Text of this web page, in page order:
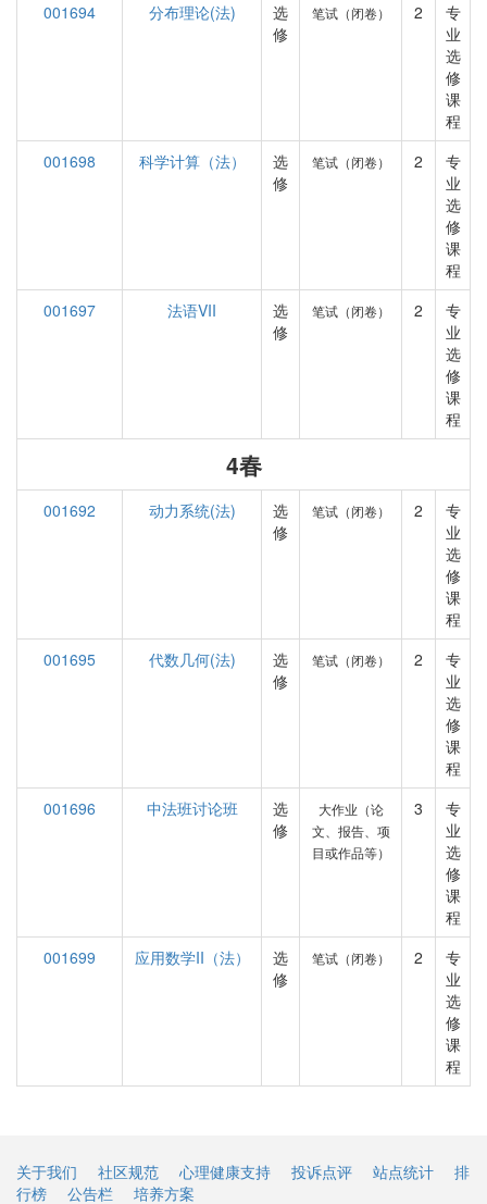
001694
分布理论(法)
选
修
笔试（闭卷） 2
专
业
选
修
课
程
001698
科学计算（法）
选
修
笔试（闭卷） 2
专
业
选
修
课
程
001697
法语‌VII
选
修
笔试（闭卷） 2
专
业
选
修
课
程
4春
001692 动力系统(法)
选
修
笔试（闭卷） 2
专
业
选
修
课
程
001695
代数几何(法)
选
修
笔试（闭卷） 2
专
业
选
修
课
程
001696
中法班讨论班
选
修
大作业（论
文、报告、项
目或作品等）
3
专
业
选
修
课
程
001699
应用数学II（法）
选
修
笔试（闭卷） 2
专
业
选
修
课
程
关于我们 社区规范 心理健康支持 投诉点评 站点统计
排
行榜
公告栏 培养方案